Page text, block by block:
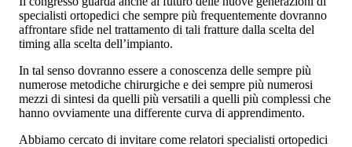
specialisti ortopedici che sempre più frequentemente dovranno
affrontare sfide nel trattamento di tali fratture dalla scelta del
timing alla scelta dell’impianto.
In tal senso dovranno essere a conoscenza delle sempre più
numerose metodiche chirurgiche e dei sempre più numerosi
mezzi di sintesi da quelli più versatili a quelli più complessi che
hanno ovviamente una differente curva di apprendimento.
Abbiamo cercato di invitare come relatori specialisti ortopedici